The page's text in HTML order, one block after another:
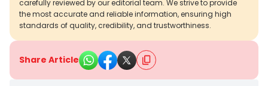
carefully reviewed by our editorial team. We strive to provide
the most accurate and reliable information, ensuring high
standards of quality, credibility, and trustworthiness.
Share Article